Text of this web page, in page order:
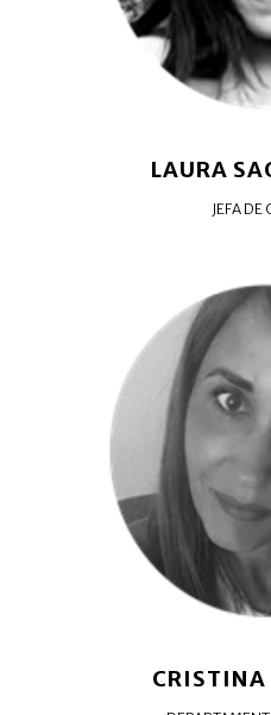
LAURA
JEFA DE
CRISTINA